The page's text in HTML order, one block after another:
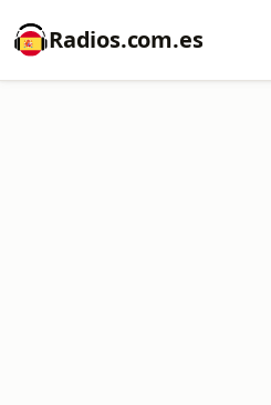
Radios.com.es